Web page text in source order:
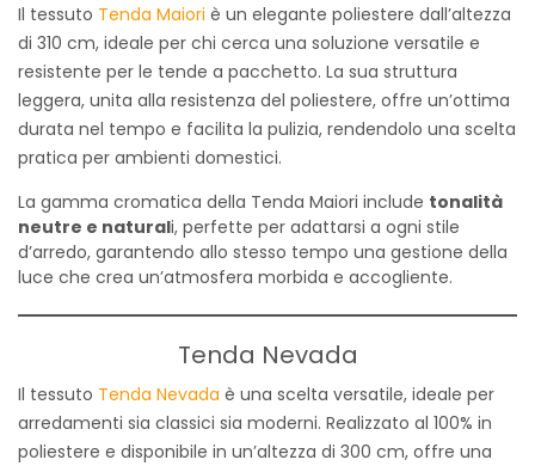
Il tessuto Tenda Maiori è un elegante poliestere dall’altezza
di 310 cm, ideale per chi cerca una soluzione versatile e
resistente per le tende a pacchetto. La sua struttura
leggera, unita alla resistenza del poliestere, offre un’ottima
durata nel tempo e facilita la pulizia, rendendolo una scelta
pratica per ambienti domestici.
La gamma cromatica della Tenda Maiori include tonalità
neutre e naturali, perfette per adattarsi a ogni stile
d’arredo, garantendo allo stesso tempo una gestione della
luce che crea un’atmosfera morbida e accogliente.
Tenda Nevada
Il tessuto Tenda Nevada è una scelta versatile, ideale per
arredamenti sia classici sia moderni. Realizzato al 100% in
poliestere e disponibile in un’altezza di 300 cm, offre una